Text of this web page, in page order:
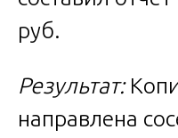
руб.
Результат:
направлена